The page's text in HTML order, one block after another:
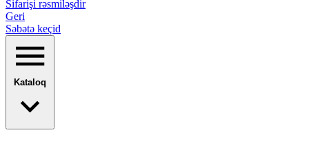
Sifarişi rəsmiləşdir
Geri
Səbətə keçid
Kataloq